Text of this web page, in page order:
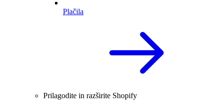
Plačila
Prilagodite in razširite Shopify